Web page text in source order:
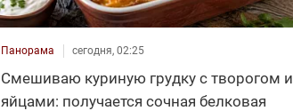
Панорама сегодня, 02:25
Смешиваю куриную грудку с творогом и
яйцами: получается сочная белковая